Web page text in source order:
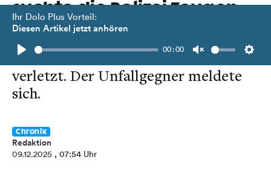
Ihr Dolo Plus Vorteil:
Diesen Artikel jetzt anhören
Play
00:00
Unmute
suchte die Polizei Zeugen
Ein tschechischer Skifahrer wurde bei
einem Zusammenstoß schwer
verletzt. Der Unfallgegner meldete
sich.
Chronik
Redaktion
09.12.2025 , 07:54 Uhr